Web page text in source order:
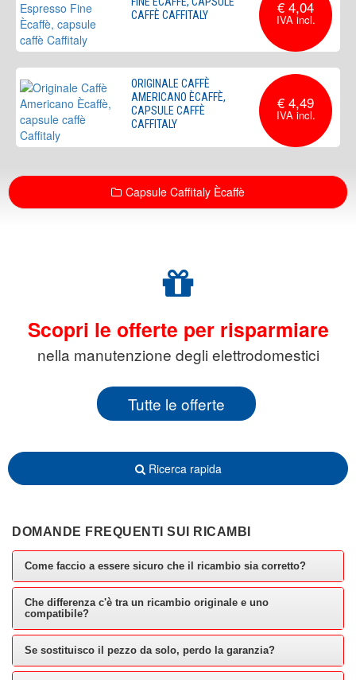
CAFFÈ CAFFITALY
€ 4,04
ORIGINALE CAFFÈ
AMERICANO ÈCAFFÈ,
CAPSULE CAFFÈ
CAFFITALY
€ 4,49
Capsule Caffitaly Ècaffè
Scopri le offerte per risparmiare
nella manutenzione degli elettrodomestici
Tutte le offerte
Ricerca rapida
DOMANDE FREQUENTI SUI RICAMBI
Come faccio a essere sicuro che il ricambio sia corretto?
Che differenza c'è tra un ricambio originale e uno
compatibile?
Se sostituisco il pezzo da solo, perdo la garanzia?